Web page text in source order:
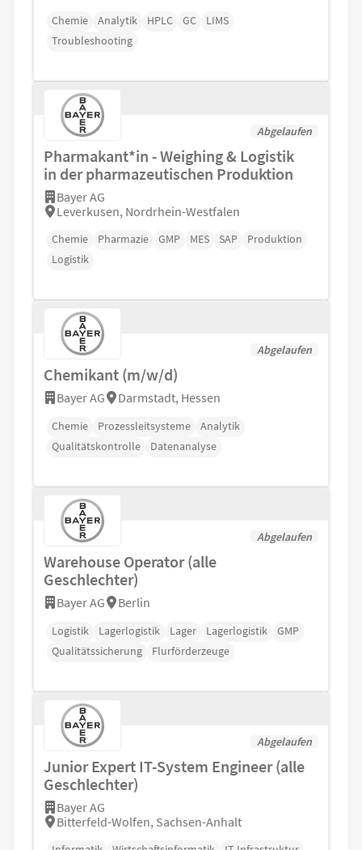
Chemie Analytik HPLC GC
LIMS
Troubleshooting
Abgelaufen
Pharmakant*in - Weighing & Logistik
in der pharmazeutischen Produktion
Bayer AG
Leverkusen, Nordrhein-Westfalen
Chemie Pharmazie GMP MES SAP
Produktion
Logistik
Abgelaufen
Chemikant (m/w/d)
Bayer AG Darmstadt, Hessen
Chemie Prozessleitsysteme
Analytik
Qualitätskontrolle
Datenanalyse
Abgelaufen
Warehouse Operator (alle
Geschlechter)
Bayer AG Berlin
Logistik Lagerlogistik Lager Lagerlogistik
GMP
Qualitätssicherung
Flurförderzeuge
Abgelaufen
Junior Expert IT-System Engineer (alle
Geschlechter)
Bayer AG
Bitterfeld-Wolfen, Sachsen-Anhalt